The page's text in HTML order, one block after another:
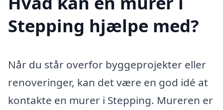
Stepping hjælpe med?
Når du står overfor byggeprojekter eller
renoveringer, kan det være en god idé at
kontakte en murer i Stepping. Mureren er